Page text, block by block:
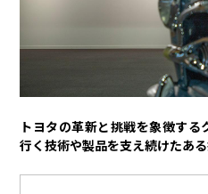
スポーツ
トヨタの革新と挑戦を象徴す
行く技術や製品を支え続けたあ